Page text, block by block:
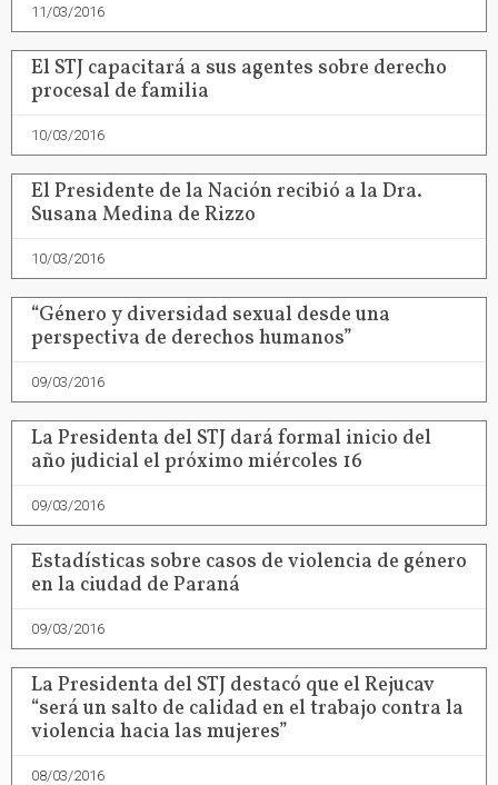
11/03/2016
El STJ capacitará a sus agentes sobre derecho
procesal de familia
10/03/2016
El Presidente de la Nación recibió a la Dra.
Susana Medina de Rizzo
10/03/2016
“Género y diversidad sexual desde una
perspectiva de derechos humanos”
09/03/2016
La Presidenta del STJ dará formal inicio del
año judicial el próximo miércoles 16
09/03/2016
Estadísticas sobre casos de violencia de género
en la ciudad de Paraná
09/03/2016
La Presidenta del STJ destacó que el Rejucav
“será un salto de calidad en el trabajo contra la
violencia hacia las mujeres”
08/03/2016